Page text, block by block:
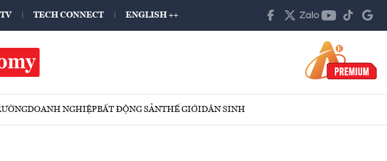
TECH CONNECT ENGLISH ++
DOANH NGHIỆPBẤT ĐỘNG SẢNTHẾ GIỚIDÂN SINH